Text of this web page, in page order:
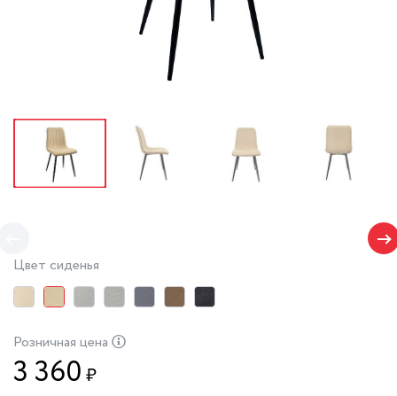
Цвет сиденья
Розничная цена
3 360 ₽